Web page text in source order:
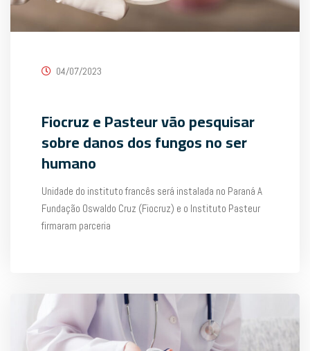
04/07/2023
Fiocruz e Pasteur vão pesquisar
sobre danos dos fungos no ser
humano
Unidade do instituto francês será instalada no Paraná A
Fundação Oswaldo Cruz (Fiocruz) e o Instituto Pasteur
firmaram parceria